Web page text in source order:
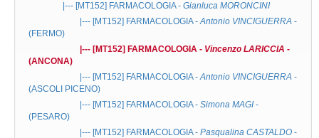
|--- [MT152] FARMACOLOGIA- Gianluca MORONCINI
|--- [MT152] FARMACOLOGIA-Antonio VINCIGUERRA -
(FERMO)
|--- [MT152] FARMACOLOGIA - Vincenzo LARICCIA -
(ANCONA)
|--- [MT152] FARMACOLOGIA-Antonio VINCIGUERRA -
(ASCOLI PICENO)
|--- [MT152] FARMACOLOGIA- Simona MAGI -
(PESARO)
|--- [MT152] FARMACOLOGIA- Pasqualina CASTALDO -